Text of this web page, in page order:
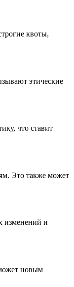
квоты,
этические
что ставит
Это также может
изменений и
новым